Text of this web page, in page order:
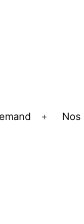
Ouvrir
Nos